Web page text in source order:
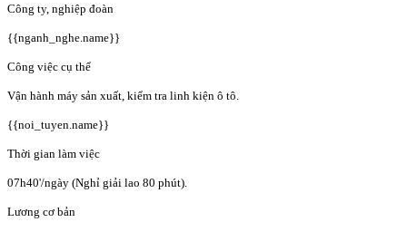
Công ty, nghiệp đoàn
{{nganh_nghe.name}}
Công việc cụ thể
Vận hành máy sản xuất, kiểm tra linh kiện ô tô.
{{noi_tuyen.name}}
Thời gian làm việc
07h40'/ngày (Nghỉ giải lao 80 phút).
Lương cơ bản